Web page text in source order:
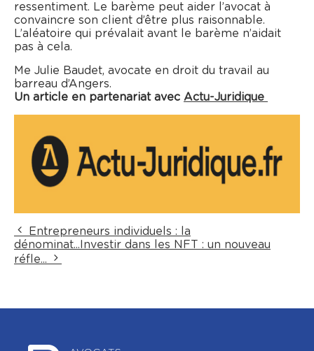
ressentiment. Le barème peut aider l’avocat à
convaincre son client d’être plus raisonnable.
L’aléatoire qui prévalait avant le barème n’aidait
pas à cela.
Me Julie Baudet, avocate en droit du travail au
barreau d’Angers.
Un article en partenariat avec Actu-Juridique
Entrepreneurs individuels : la
dénominat... Investir dans les NFT : un nouveau
réfle...